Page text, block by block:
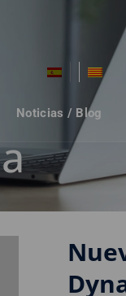
Noticias / Blog